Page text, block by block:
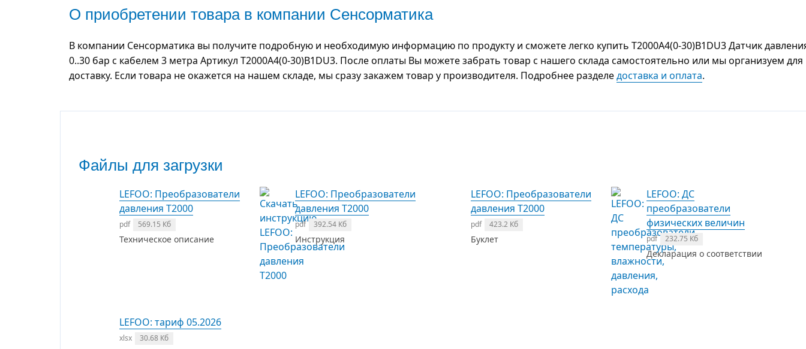
О приобретении товара в компании Сенсорматика
В компании Сенсорматика вы получите подробную и необходимую информацию по продукту и сможете легко купить T2000A4(0-30)B1DU3 Датчик
0..30 бар с кабелем 3 метра Артикул T2000A4(0-30)B1DU3. После оплаты Вы можете забрать товар с нашего склада самостоятельно или мы организуем для
доставку. Если товара не окажется на нашем складе, мы сразу закажем товар у производителя. Подробнее разделедоставка и оплата.
Файлы для загрузки
LEFOO: Преобразователи
давления T2000
pdf 569.15 Кб
Техническое описание
LEFOO: Преобразователи
давления T2000
pdf 392.54 Кб
Инструкция
LEFOO: Преобразователи
давления T2000
pdf 423.2 Кб
Буклет
LEFOO: ДС
преобразователи
физических величин
pdf 232.75 Кб
Декларация о соответствии
LEFOO: тариф 05.2026
xlsx 30.68 Кб